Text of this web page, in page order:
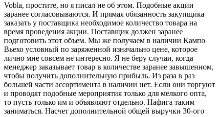
Vobla, простите, но я писал не об этом. Подобные акции
заранее согласовываются. И прямая обязанность закупщика
заказать у поставщика необходимое количество товара на
время проведения акции. Поставщик должен заранее
подготовить этот объем. Мы же получаем в наличии Кампо
Вьехо условный по заряженной изначально цене, которое
лично мне совсем не интересно. Я не беру случаи, когда
менеджер заказывает товар в количестве заранее завышенном,
чтобы получить дополнительную прибыль. Из раза в раз
большей части ассортимента в наличии нет. Если они торгуют
и проводят подобные мероприятия только для мелкого опта,
то пусть только им и объявляют отдельно. Нафига таким
заниматься. Насчет дополнительной общей выручки 30-ого